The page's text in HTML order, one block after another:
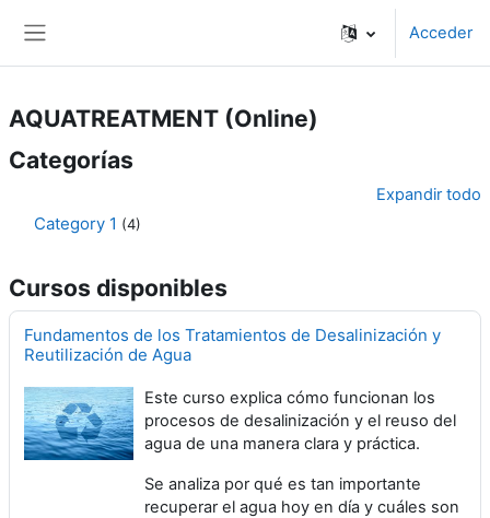
Acceder
AQUATREATMENT (Online)
Categorías
Expandir todo
Category 1 (4)
Cursos disponibles
Fundamentos de los Tratamientos de Desalinización y
Reutilización de Agua
Este curso explica cómo funcionan los
procesos de desalinización y el reuso del
agua de una manera clara y práctica.
Se analiza por qué es tan importante
recuperar el agua hoy en día y cuáles son